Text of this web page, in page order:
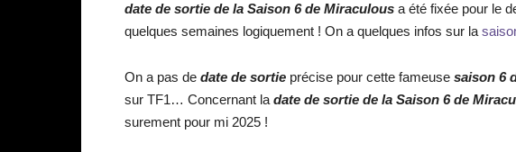
date de sortie de la Saison 6 de Miraculous a été fixée pour le
quelques semaines logiquement ! On a quelques infos sur la
On a pas de date de sortie précise pour cette fameuse saison 6
sur TF1… Concernant la date de sortie de la Saison 6 de
surement pour mi 2025 !